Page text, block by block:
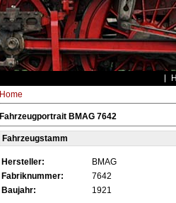
Home
Fahrzeugportrait BMAG 7642
Fahrzeugstamm
Hersteller:
BMAG
Fabriknummer:
7642
Baujahr:
1921